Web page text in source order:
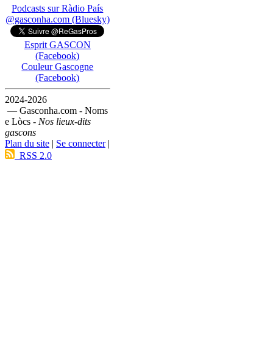
Podcasts sur Ràdio País
@gasconha.com (Bluesky)
Esprit GASCON
(Facebook)
Couleur Gascogne
(Facebook)
2024-2026
— Gasconha.com - Noms
e Lòcs - Nos lieux-dits
gascons
Plan du site | Se connecter|
RSS 2.0